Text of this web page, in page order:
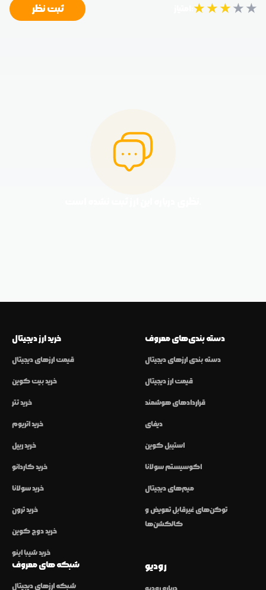
★★★★★ ثبت نظر
خرید ارز دیجیتال
قیمت ارزهای دیجیتال
خرید بیت کوین
خرید تتر
خرید اتریوم
خرید ریپل
خرید کاردانو
خرید سولانا
خرید ترون
خرید دوج کوین
خرید شیبا اینو
دسته بندی‌های معروف
دسته بندی ارزهای دیجیتال
قیمت ارز دیجیتال
قراردادهای هوشمند
دیفای
استیبل کوین
اکوسیستم سولانا
میم‌های دیجیتال
توکن‌های غیرقابل تعویض و
کالکشن‌ها
شبکه های معروف
شبکه ارزهای دیجیتال
رودیو